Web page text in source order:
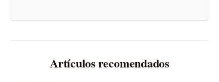
Artículos recomendados